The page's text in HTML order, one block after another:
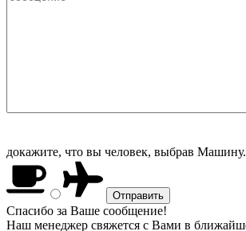
докажите, что вы человек, выбрав Машину.
Спасибо за Ваше сообщение!
Наш менеджер свяжется с Вами в